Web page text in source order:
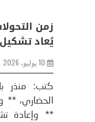
تحليل
عودة
الفرس
8 يوليو، 2026
تحليل –
الأمريكي